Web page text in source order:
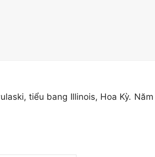
tiểu bang Illinois, Hoa Kỳ.